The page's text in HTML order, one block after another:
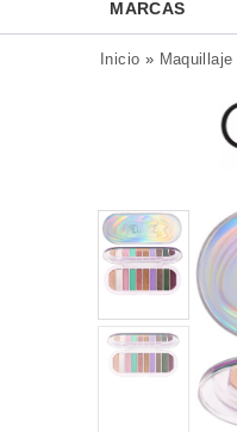
MARCAS
Inicio » Maquillaje